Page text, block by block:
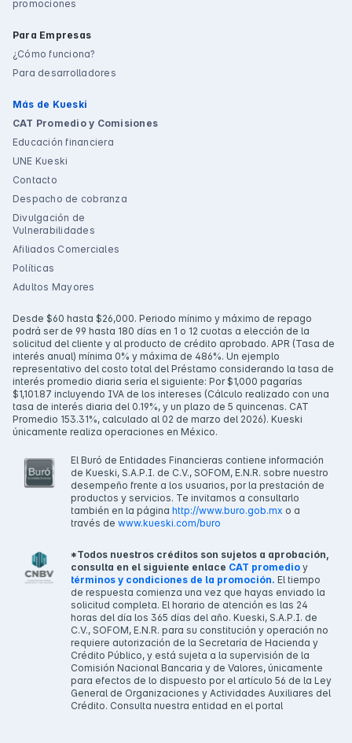
promociones
Para Empresas
¿Cómo funciona?
Para desarrolladores
Más de Kueski
CAT Promedio y Comisiones
Educación financiera
UNE Kueski
Contacto
Despacho de cobranza
Divulgación de
Vulnerabilidades
Afiliados Comerciales
Políticas
Adultos Mayores
Desde $60 hasta $26,000. Periodo mínimo y máximo de repago
podrá ser de 99 hasta 180 días en 1 o 12 cuotas a elección de la
solicitud del cliente y al producto de crédito aprobado. APR (Tasa de
interés anual) mínima 0% y máxima de 486%. Un ejemplo
representativo del costo total del Préstamo considerando la tasa de
interés promedio diaria sería el siguiente: Por $1,000 pagarías
$1,101.87 incluyendo IVA de los intereses (Cálculo realizado con una
tasa de interés diaria del 0.19%, y un plazo de 5 quincenas. CAT
Promedio 153.31%, calculado al 02 de marzo del 2026). Kueski
únicamente realiza operaciones en México.
El Buró de Entidades Financieras contiene información
de Kueski, S.A.P.I. de C.V., SOFOM, E.N.R. sobre nuestro
desempeño frente a los usuarios, por la prestación de
productos y servicios. Te invitamos a consultarlo
también en la página http://www.buro.gob.mx o a
través de www.kueski.com/buro
*Todos nuestros créditos son sujetos a aprobación,
consulta en el siguiente enlace CAT promedio y
términos y condiciones de la promoción. El tiempo
de respuesta comienza una vez que hayas enviado la
solicitud completa. El horario de atención es las 24
horas del día los 365 días del año. Kueski, S.A.P.I. de
C.V., SOFOM, E.N.R. para su constitución y operación no
requiere autorización de la Secretaría de Hacienda y
Crédito Público, y está sujeta a la supervisión de la
Comisión Nacional Bancaria y de Valores, únicamente
para efectos de lo dispuesto por el artículo 56 de la Ley
General de Organizaciones y Actividades Auxiliares del
Crédito. Consulta nuestra entidad en el portal